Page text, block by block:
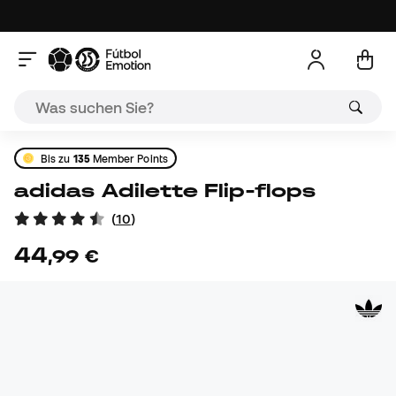
Bis zu 135Member Points
adidas Adilette Flip-flops
(10)
44,99 €